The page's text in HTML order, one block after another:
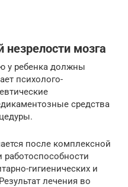
незрелости мозга
у ребенка должны
психолого-
средства
после комплексной
работоспособности
гигиенических и
лечения во